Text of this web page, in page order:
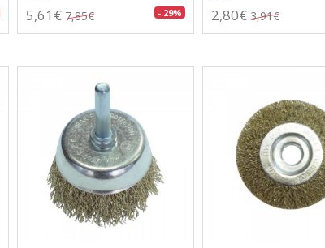
5,61€ 7,85€ - 29% 2,80€ 3,91€